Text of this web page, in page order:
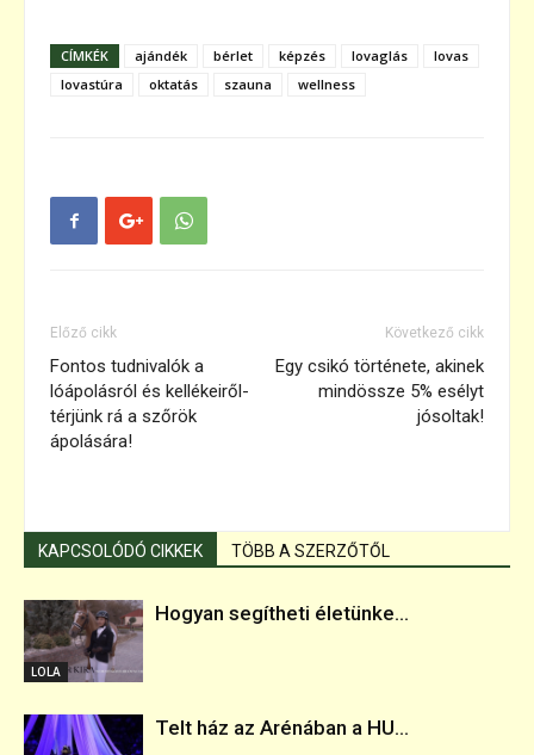
CÍMKÉK ajándék bérlet képzés lovaglás
lovas
lovastúra
oktatás szauna wellness
Előző cikk
Fontos tudnivalók a
lóápolásról és kellékeiről-
térjünk rá a szőrök
ápolására!
Következő cikk
Egy csikó története, akinek
mindössze 5% esélyt
jósoltak!
KAPCSOLÓDÓ CIKKEK TÖBB A SZERZŐTŐL
LOLA
Hogyan segítheti életünke...
Telt ház az Arénában a HU...